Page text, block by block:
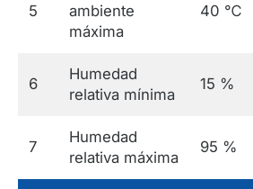
5
ambiente
máxima
40 ℃
6
Humedad
relativa mínima
15 %
7
Humedad
relativa máxima
95 %